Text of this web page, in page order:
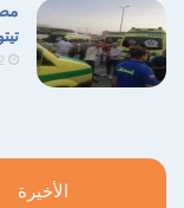
2 سبتمبر، 2024
الأخيرة